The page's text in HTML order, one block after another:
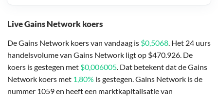
Live Gains Network koers
De Gains Network koers van vandaag is $0,5068. Het 24 uurs
handelsvolume van Gains Network ligt op $470.926. De
koers is gestegen met $0,006005. Dat betekent dat de Gains
Network koers met 1,80% is gestegen. Gains Network is de
nummer 1059 en heeft een marktkapitalisatie van